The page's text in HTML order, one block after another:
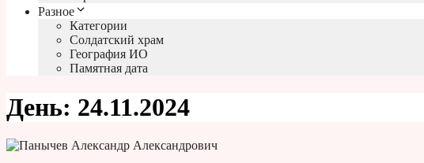
Разное
Категории
Солдатский храм
География ИО
Памятная дата
День: 24.11.2024